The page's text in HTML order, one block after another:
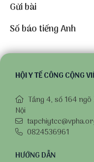
Gửi bài
Số báo tiếng Anh
HỘI Y TẾ CÔNG CỘNG
Tầng 4, số 164
Nội
0824536961
HƯỚNG DẪN